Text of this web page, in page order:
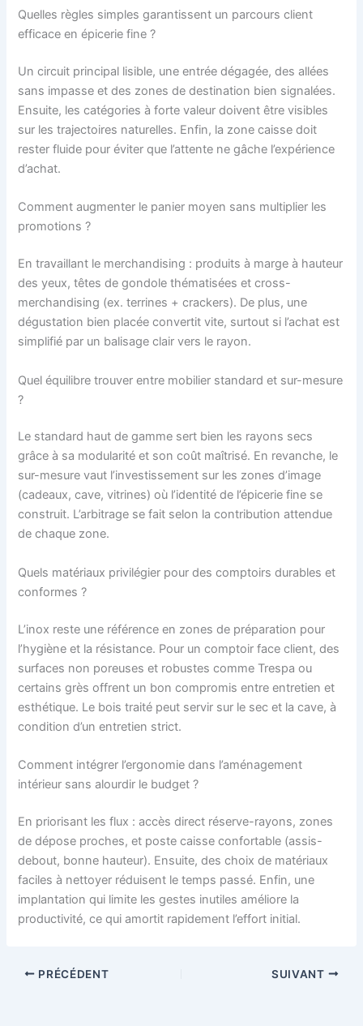
Quelles règles simples garantissent un parcours client
efficace en épicerie fine ?
Un circuit principal lisible, une entrée dégagée, des allées
sans impasse et des zones de destination bien signalées.
Ensuite, les catégories à forte valeur doivent être visibles
sur les trajectoires naturelles. Enfin, la zone caisse doit
rester fluide pour éviter que l’attente ne gâche l’expérience
d’achat.
Comment augmenter le panier moyen sans multiplier les
promotions ?
En travaillant le merchandising : produits à marge à hauteur
des yeux, têtes de gondole thématisées et cross-
merchandising (ex. terrines + crackers). De plus, une
dégustation bien placée convertit vite, surtout si l’achat est
simplifié par un balisage clair vers le rayon.
Quel équilibre trouver entre mobilier standard et sur-mesure
?
Le standard haut de gamme sert bien les rayons secs
grâce à sa modularité et son coût maîtrisé. En revanche, le
sur-mesure vaut l’investissement sur les zones d’image
(cadeaux, cave, vitrines) où l’identité de l’épicerie fine se
construit. L’arbitrage se fait selon la contribution attendue
de chaque zone.
Quels matériaux privilégier pour des comptoirs durables et
conformes ?
L’inox reste une référence en zones de préparation pour
l’hygiène et la résistance. Pour un comptoir face client, des
surfaces non poreuses et robustes comme Trespa ou
certains grès offrent un bon compromis entre entretien et
esthétique. Le bois traité peut servir sur le sec et la cave, à
condition d’un entretien strict.
Comment intégrer l’ergonomie dans l’aménagement
intérieur sans alourdir le budget ?
En priorisant les flux : accès direct réserve-rayons, zones
de dépose proches, et poste caisse confortable (assis-
debout, bonne hauteur). Ensuite, des choix de matériaux
faciles à nettoyer réduisent le temps passé. Enfin, une
implantation qui limite les gestes inutiles améliore la
productivité, ce qui amortit rapidement l’effort initial.
PRÉCÉDENT SUIVANT